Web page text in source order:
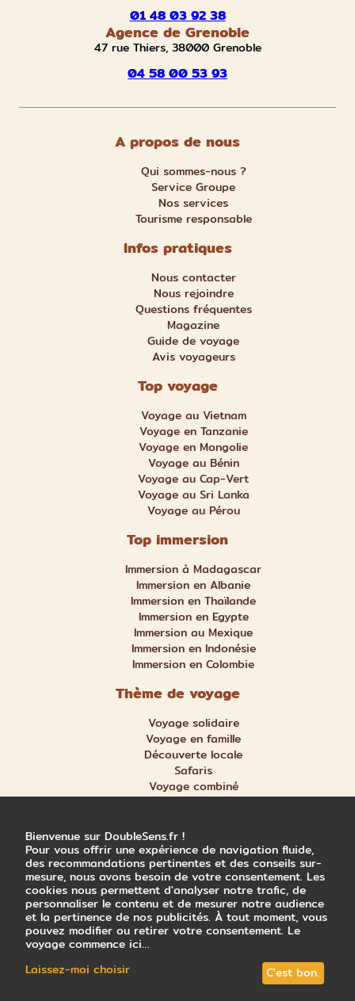
01 48 03 92 38
Agence de Grenoble
47 rue Thiers, 38000 Grenoble
04 58 00 53 93
A propos de nous
Qui sommes-nous ?
Service Groupe
Nos services
Tourisme responsable
Infos pratiques
Nous contacter
Nous rejoindre
Questions fréquentes
Magazine
Guide de voyage
Avis voyageurs
Top voyage
Voyage au Vietnam
Voyage en Tanzanie
Voyage en Mongolie
Voyage au Bénin
Voyage au Cap-Vert
Voyage au Sri Lanka
Voyage au Pérou
Top immersion
Immersion à Madagascar
Immersion en Albanie
Immersion en Thaïlande
Immersion en Egypte
Immersion au Mexique
Immersion en Indonésie
Immersion en Colombie
Thème de voyage
Voyage solidaire
Voyage en famille
Découverte locale
Safaris
Voyage combiné
Nature et aventure
© 2026 Double Sens x Trace Directe
Mentions légales
CGV
Choix des cookies
Bienvenue sur DoubleSens.fr !
Pour vous offrir une expérience de navigation fluide,
des recommandations pertinentes et des conseils sur-
mesure, nous avons besoin de votre consentement. Les
cookies nous permettent d'analyser notre trafic, de
personnaliser le contenu et de mesurer notre audience
et la pertinence de nos publicités. À tout moment, vous
pouvez modifier ou retirer votre consentement. Le
voyage commence ici…
Laissez-moi choisir
C'est bon.